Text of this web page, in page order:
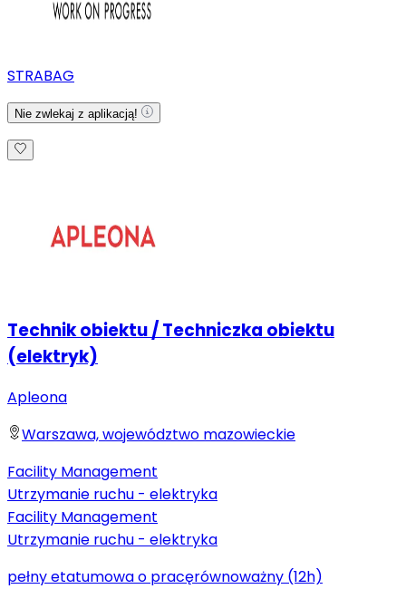
STRABAG
Nie zwlekaj z aplikacją!
Technik obiektu / Techniczka obiektu
(elektryk)
Apleona
Warszawa, województwo mazowieckie
Facility Management
Utrzymanie ruchu - elektryka
Facility Management
Utrzymanie ruchu - elektryka
pełny etatumowa o pracęrównoważny (12h)